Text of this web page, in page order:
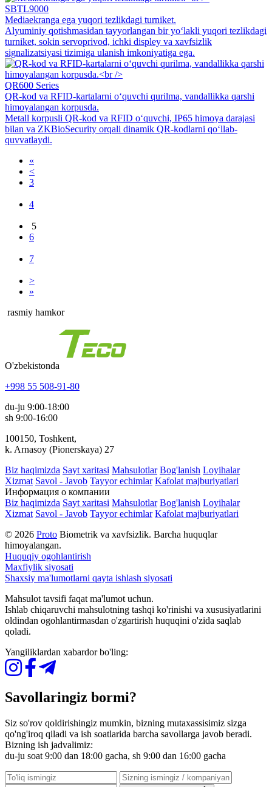
SBTL9000
Mediaekranga ega yuqori tezlikdagi turniket.
Alyuminiy qotishmasidan tayyorlangan bir yo‘lakli yuqori tezlikdagi
turniket, sokin servoprivod, ichki displey va xavfsizlik
signalizatsiyasi tizimiga ulanish imkoniyatiga ega.
QR600 Series
QR-kod va RFID-kartalarni oʻquvchi qurilma, vandallikka qarshi
himoyalangan korpusda.
Metall korpusli QR-kod va RFID oʻquvchi, IP65 himoya darajasi
bilan va ZKBioSecurity orqali dinamik QR-kodlarni qoʻllab-
quvvatlaydi.
«
<
3
4
5
6
7
>
»
rasmiy hamkor
O'zbekistonda
+998 55 508-91-80
du-ju 9:00-18:00
sh 9:00-16:00
100150, Toshkent,
k. Arnasoy (Pionerskaya) 27
Biz haqimizda Sayt xaritasi Mahsulotlar Bog'lanish Loyihalar
Xizmat Savol - Javob Tayyor echimlar Kafolat majburiyatlari
Информация о компании
Biz haqimizda Sayt xaritasi Mahsulotlar Bog'lanish Loyihalar
Xizmat Savol - Javob Tayyor echimlar Kafolat majburiyatlari
© 2026 Proto Biometrik va xavfsizlik. Barcha huquqlar
himoyalangan.
Huquqiy ogohlantirish
Maxfiylik siyosati
Shaxsiy ma'lumotlarni qayta ishlash siyosati
Mahsulot tavsifi faqat ma'lumot uchun.
Ishlab chiqaruvchi mahsulotning tashqi ko'rinishi va xususiyatlarini
oldindan ogohlantirmasdan o'zgartirish huquqini o'zida saqlab
qoladi.
Yangiliklardan xabardor bo'ling:
Savollaringiz bormi?
Siz so'rov qoldirishingiz mumkin, bizning mutaxassisimiz sizga
qo'ng'iroq qiladi va ish soatlarida barcha savollarga javob beradi.
Bizning ish jadvalimiz:
du-ju soat 9:00 dan 18:00 gacha, sh 9:00 dan 16:00 gacha